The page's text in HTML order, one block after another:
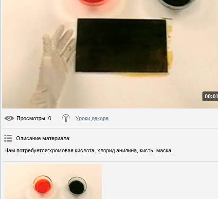
Просмотры: 0 Уроки декора
Описание материала:
Нам потребуется:хромовая кислота, хлорид анилина, кисть, маска.